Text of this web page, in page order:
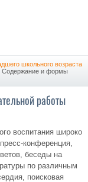
школьного возраста
Содержание и формы
работы
воспитания широко
конференция,
беседы на
по различным
поисковая